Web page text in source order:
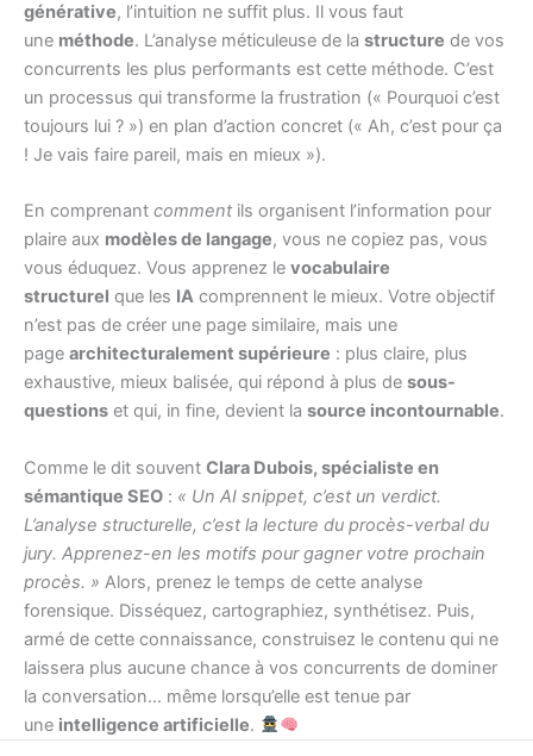
générative, l’intuition ne suffit plus. Il vous faut
une méthode. L’analyse méticuleuse de la structure de vos
concurrents les plus performants est cette méthode. C’est
un processus qui transforme la frustration (« Pourquoi c’est
toujours lui ? ») en plan d’action concret (« Ah, c’est pour ça
! Je vais faire pareil, mais en mieux »).
En comprenant comment ils organisent l’information pour
plaire aux modèles de langage, vous ne copiez pas, vous
vous éduquez. Vous apprenez le vocabulaire
structurel que les IA comprennent le mieux. Votre objectif
n’est pas de créer une page similaire, mais une
page architecturalement supérieure : plus claire, plus
exhaustive, mieux balisée, qui répond à plus de sous-
questions et qui, in fine, devient la source incontournable.
Comme le dit souvent Clara Dubois, spécialiste en
sémantique SEO : « Un AI snippet, c’est un verdict.
L’analyse structurelle, c’est la lecture du procès-verbal du
jury. Apprenez-en les motifs pour gagner votre prochain
procès. » Alors, prenez le temps de cette analyse
forensique. Disséquez, cartographiez, synthétisez. Puis,
armé de cette connaissance, construisez le contenu qui ne
laissera plus aucune chance à vos concurrents de dominer
la conversation… même lorsqu’elle est tenue par
une intelligence artificielle.